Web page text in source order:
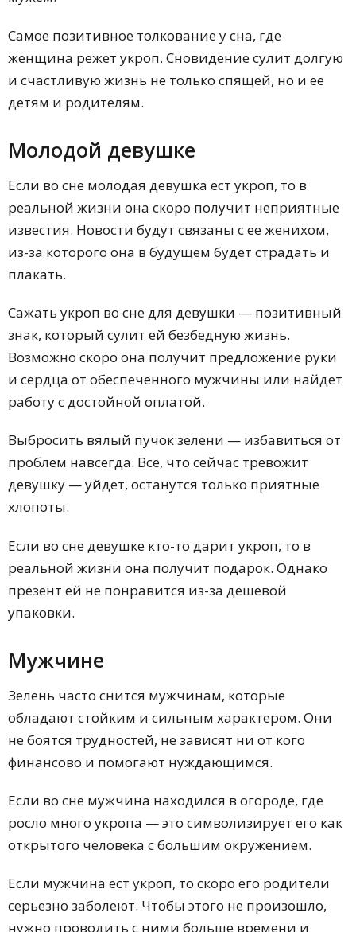
Самое позитивное толкование у сна, где
женщина режет укроп. Сновидение сулит долгую
и счастливую жизнь не только спящей, но и ее
детям и родителям.
Молодой девушке
Если во сне молодая девушка ест укроп, то в
реальной жизни она скоро получит неприятные
известия. Новости будут связаны с ее женихом,
из-за которого она в будущем будет страдать и
плакать.
Сажать укроп во сне для девушки — позитивный
знак, который сулит ей безбедную жизнь.
Возможно скоро она получит предложение руки
и сердца от обеспеченного мужчины или найдет
работу с достойной оплатой.
Выбросить вялый пучок зелени — избавиться от
проблем навсегда. Все, что сейчас тревожит
девушку — уйдет, останутся только приятные
хлопоты.
Если во сне девушке кто-то дарит укроп, то в
реальной жизни она получит подарок. Однако
презент ей не понравится из-за дешевой
упаковки.
Мужчине
Зелень часто снится мужчинам, которые
обладают стойким и сильным характером. Они
не боятся трудностей, не зависят ни от кого
финансово и помогают нуждающимся.
Если во сне мужчина находился в огороде, где
росло много укропа — это символизирует его как
открытого человека с большим окружением.
Если мужчина ест укроп, то скоро его родители
серьезно заболеют. Чтобы этого не произошло,
нужно проводить с ними больше времени и